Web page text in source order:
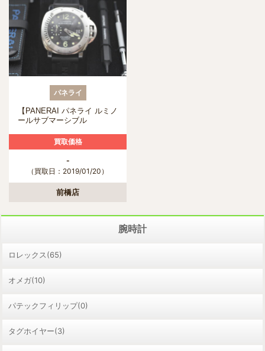
パネライ
【PANERAI パネライ ルミノ
ールサブマーシブル
のお客様から買取いたしまし
た。
買取価格
-
（買取日：2019/01/20）
前橋店
腕時計
ロレックス(65)
オメガ(10)
パテックフィリップ(0)
タグホイヤー(3)